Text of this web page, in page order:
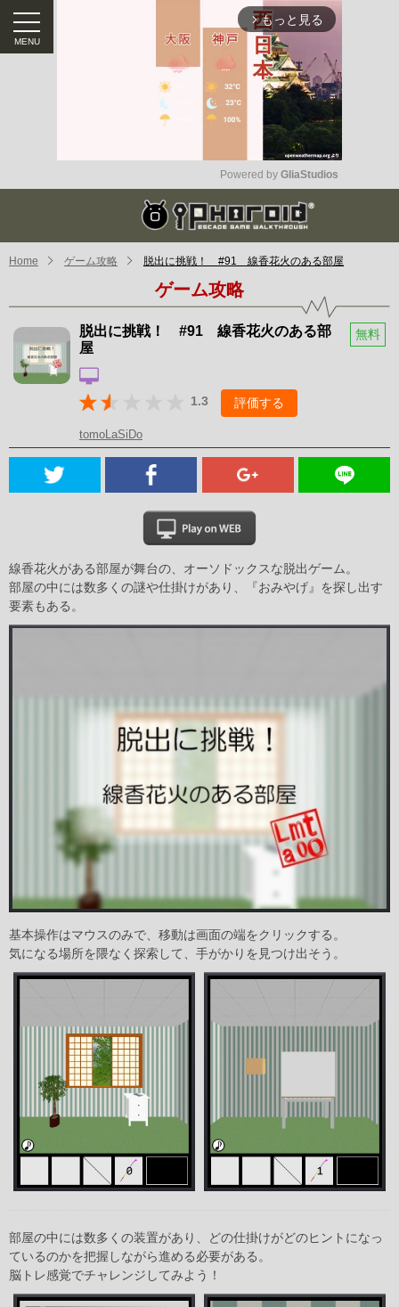
arrow_forward_ios もっと見る
Mute
Powered by GliaStudios
Home ゲーム攻略 脱出に挑戦！ #91 線香花火のある部屋
ゲーム攻略
脱出に挑戦！ #91 線香花火のある部
屋
無料
1.3 評価する
tomoLaSiDo
線香花火がある部屋が舞台の、オーソドックスな脱出ゲーム。
部屋の中には数多くの謎や仕掛けがあり、『おみやげ』を探し出す
要素もある。
基本操作はマウスのみで、移動は画面の端をクリックする。
気になる場所を隈なく探索して、手がかりを見つけ出そう。
部屋の中には数多くの装置があり、どの仕掛けがどのヒントになっ
ているのかを把握しながら進める必要がある。
脳トレ感覚でチャレンジしてみよう！